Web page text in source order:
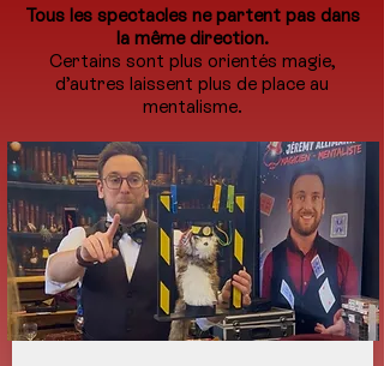
Tous les spectacles ne partent pas dans
la même direction.
Certains sont plus orientés magie,
d’autres laissent plus de place au
mentalisme.